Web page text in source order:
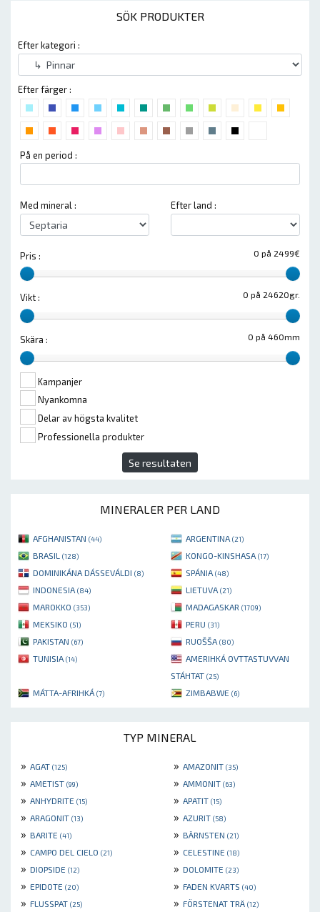
SÖK PRODUKTER
Efter kategori :
Efter färger :
På en period :
Med mineral : Efter land :
0 på 2499€
Pris :
0 på 24620gr.
Vikt :
0 på 460mm
Skära :
Kampanjer
Nyankomna
Delar av högsta kvalitet
Professionella produkter
Se resultaten
MINERALER PER LAND
AFGHANISTAN (44) ARGENTINA (21)
BRASIL (128) KONGO-KINSHASA (17)
DOMINIKÁNA DÁSSEVÁLDI (8) SPÁNIA (48)
INDONESIA (84) LIETUVA (21)
MAROKKO (353) MADAGASKAR (1709)
MEKSIKO (51) PERU (31)
PAKISTAN (67) RUOŠŠA (80)
TUNISIA (14)
AMERIHKÁ OVTTASTUVVAN
STÁHTAT (25)
MÁTTA-AFRIHKÁ (7) ZIMBABWE (6)
TYP MINERAL
» AGAT (125) » AMAZONIT (35)
» AMETIST (99) » AMMONIT (63)
» ANHYDRITE (15) » APATIT (15)
» ARAGONIT (13) » AZURIT (58)
» BARITE (41) » BÄRNSTEN (21)
» CAMPO DEL CIELO (21) » CELESTINE (18)
» DIOPSIDE (12) » DOLOMITE (23)
» EPIDOTE (20) » FADEN KVARTS (40)
» FLUSSPAT (25) » FÖRSTENAT TRÄ (12)